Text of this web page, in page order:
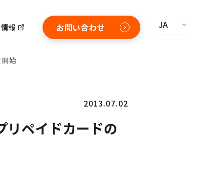
報 お問い合わせ JA
始
2013.07.02
ペイドカードの